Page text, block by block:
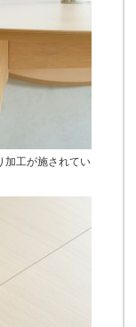
加工が施されてい